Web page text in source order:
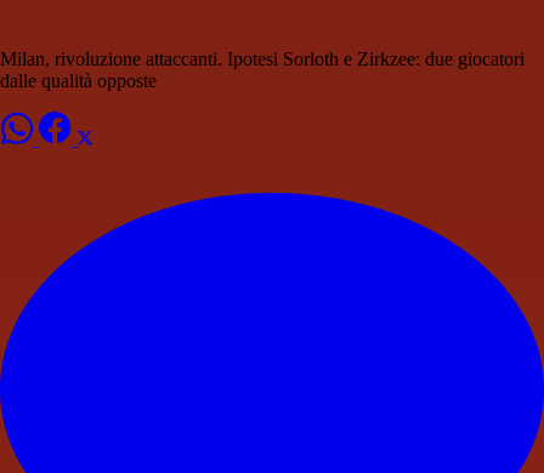
Milan, rivoluzione attaccanti. Ipotesi Sorloth e Zirkzee: due giocatori
dalle qualità opposte